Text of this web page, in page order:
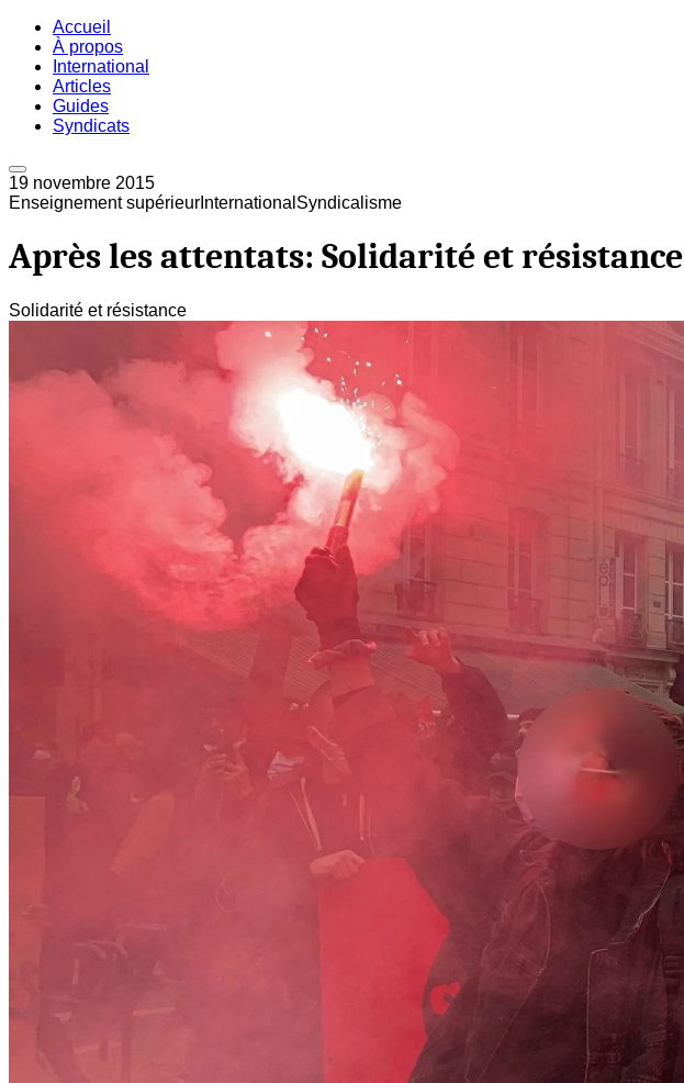
Accueil
À propos
International
Articles
Guides
Syndicats
19 novembre 2015
Enseignement supérieur International Syndicalisme
Après les attentats: Solidarité et résistance
Solidarité et résistance